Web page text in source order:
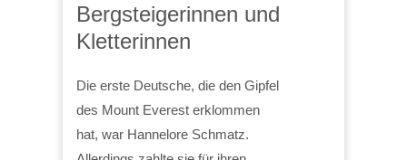
Bergsteigerinnen und
Kletterinnen
Die erste Deutsche, die den Gipfel
des Mount Everest erklommen
hat, war Hannelore Schmatz.